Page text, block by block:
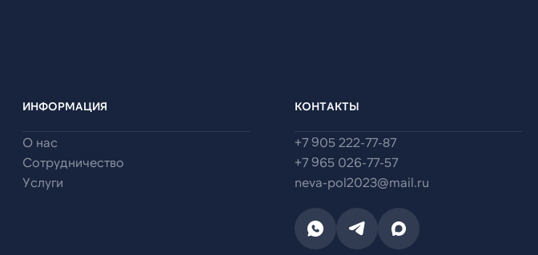
ИНФОРМАЦИЯ
О нас
Сотрудничество
Услуги
КОНТАКТЫ
+7 905 222-77-87
+7 965 026-77-57
neva-pol2023@mail.ru